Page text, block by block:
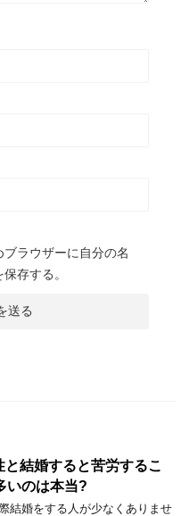
ラウザーに自分の名
存する。
結婚すると苦労するこ
いのは本当?
結婚をする人が少なくありませ